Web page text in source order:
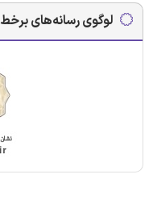
لوگوی رسانه‌های برخط